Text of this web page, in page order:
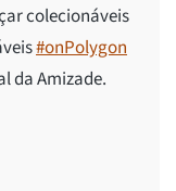
colecionáveis
#onPolygon
da Amizade.